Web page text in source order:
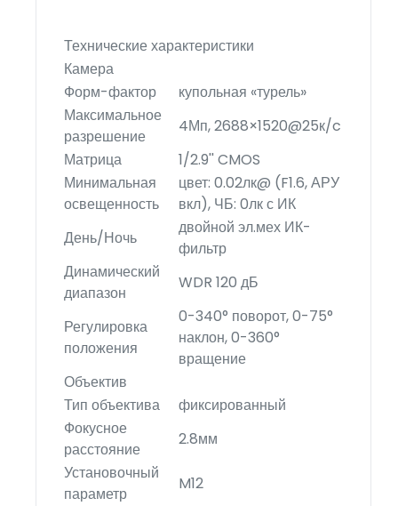
Технические характеристики
Камера
Форм-фактор
купольная «турель»
Максимальное
разрешение
4Мп, 2688×1520@25к/c
Матрица
1/2.9'' CMOS
Минимальная
освещенность
цвет: 0.02лк@ (F1.6, АРУ
вкл), ЧБ: 0лк с ИК
День/Ночь
двойной эл.мех ИК-
фильтр
Динамический
диапазон
WDR 120 дБ
Регулировка
положения
0-340° поворот, 0-75°
наклон, 0-360°
вращение
Объектив
Тип объектива
фиксированный
Фокусное
расстояние
2.8мм
Установочный
параметр
M12